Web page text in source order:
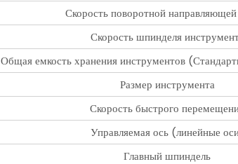
Скорость поворотной направляющей
Скорость шпинделя
Общая емкость хранения инструментов
Размер инструмента
Скорость быстрого
Управляемая ось (линейные
Главный шпиндель